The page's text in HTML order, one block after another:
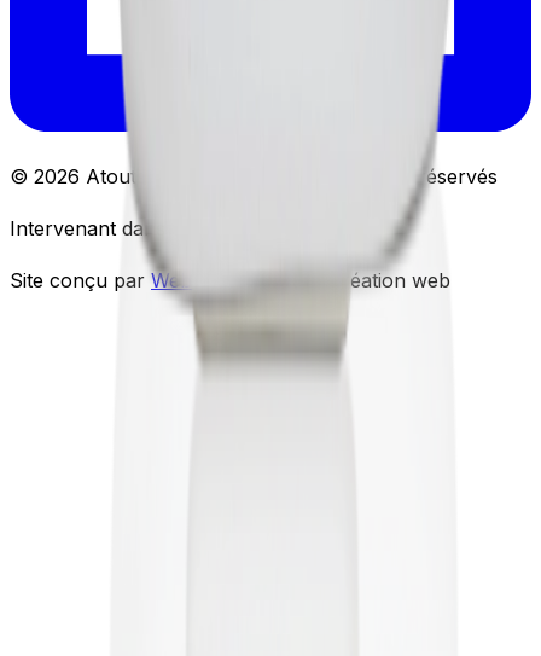
© 2026 Atouts Marbres · Lyon · Tous droits réservés
Intervenant dans toute la France
Site conçu par Weblaan , studio de création web